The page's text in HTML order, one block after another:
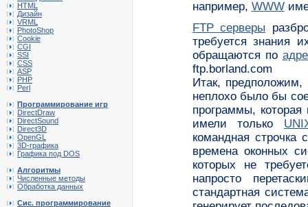
HTML
Дизайн
VRML
PhotoShop
Cookie
CGI
SSI
CSS
ASP
PHP
Perl
Программирование игр
DirectDraw
DirectSound
Direct3D
OpenGL
3D-графика
Графика под DOS
Алгоритмы
Численные методы
Обработка данных
Сис. программирование
например, WWW
FTP серверы
требуется знания
обращаются по
ftp.borland.com
Итак,
неплохо было бы
программы,
имели только
командная
времена оконных
которых не
напросто
стандартная